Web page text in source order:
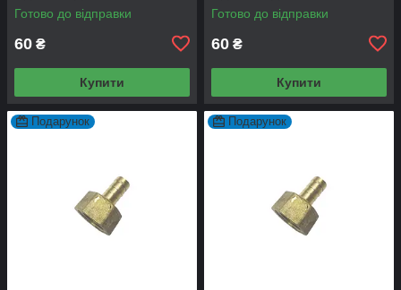
Готово до відправки
60 ₴
Купити
Готово до відправки
60 ₴
Купити
Подарунок Подарунок